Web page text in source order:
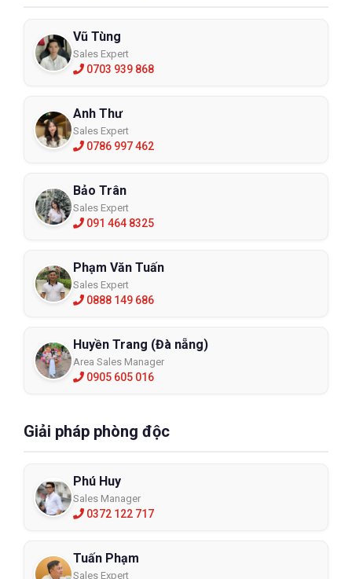
Vũ Tùng
Sales Expert
0703 939 868
Anh Thư
Sales Expert
0786 997 462
Bảo Trân
Sales Expert
091 464 8325
Phạm Văn Tuấn
Sales Expert
0888 149 686
Huyền Trang (Đà nẵng)
Area Sales Manager
0905 605 016
Giải pháp phòng độc
Phú Huy
Sales Manager
0372 122 717
Tuấn Phạm
Sales Expert